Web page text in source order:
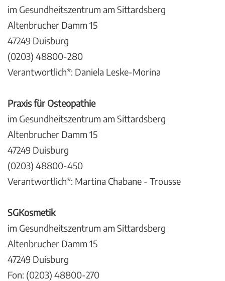
im Gesundheitszentrum am Sittardsberg
Altenbrucher Damm 15
47249 Duisburg
(0203) 48800-280
Verantwortlich*: Daniela Leske-Morina
Praxis für Osteopathie
im Gesundheitszentrum am Sittardsberg
Altenbrucher Damm 15
47249 Duisburg
(0203) 48800-450
Verantwortlich*: Martina Chabane - Trousse
SGKosmetik
im Gesundheitszentrum am Sittardsberg
Altenbrucher Damm 15
47249 Duisburg
Fon: (0203) 48800-270